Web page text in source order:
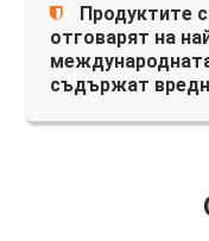
Продуктите
отговарят на
съдържат